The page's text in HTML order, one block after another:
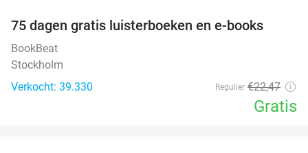
75 dagen gratis luisterboeken en e-books
BookBeat
Stockholm
Verkocht: 39.330
Regulier €22,47
Gratis